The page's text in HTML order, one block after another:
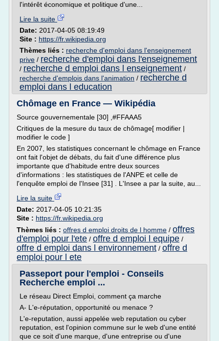
l'intérêt économique et politique d'une...
Lire la suite
Date: 2017-04-05 08:19:49
Site : https://fr.wikipedia.org
Thèmes liés : recherche d'emploi dans l'enseignement
prive / recherche d'emploi dans l'enseignement
/ recherche d emploi dans l enseignement /
recherche d'emplois dans l'animation / recherche d
emploi dans l education
Chômage en France — Wikipédia
Source gouvernementale [30] ,#FFAAA5
Critiques de la mesure du taux de chômage[ modifier |
modifier le code ]
En 2007, les statistiques concernant le chômage en France
ont fait l'objet de débats, du fait d'une différence plus
importante que d'habitude entre deux sources
d'informations : les statistiques de l'ANPE et celle de
l'enquête emploi de l'Insee [31] . L'Insee a par la suite, au...
Lire la suite
Date: 2017-04-05 10:21:35
Site : https://fr.wikipedia.org
Thèmes liés : offres d emploi droits de l homme / offres
d'emploi pour l'ete / offre d emploi l equipe /
offre d emploi dans l environnement / offre d
emploi pour l ete
Passeport pour l'emploi - Conseils
Recherche emploi ...
Le réseau Direct Emploi, comment ça marche
A- L'e-réputation, opportunité ou menace ?
L'e-reputation, aussi appelée web reputation ou cyber
reputation, est l'opinion commune sur le web d'une entité
que ce soit d'une marque, d'une entreprise ou d'une